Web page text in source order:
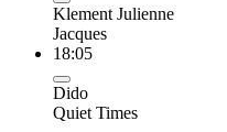
Klement Julienne
Jacques
18:05
Dido
Quiet Times